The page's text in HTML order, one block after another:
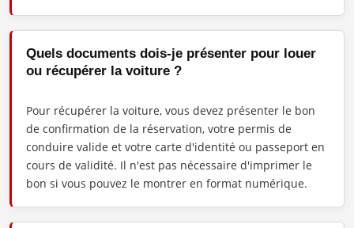
Quels documents dois-je présenter pour louer
ou récupérer la voiture ?
Pour récupérer la voiture, vous devez présenter le bon
de confirmation de la réservation, votre permis de
conduire valide et votre carte d'identité ou passeport en
cours de validité. Il n'est pas nécessaire d'imprimer le
bon si vous pouvez le montrer en format numérique.